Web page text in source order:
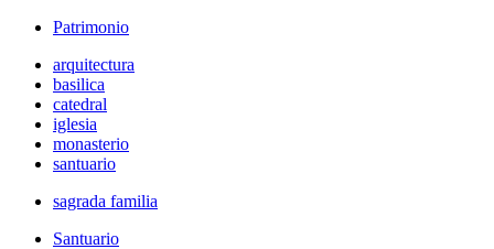
Patrimonio
arquitectura
basilica
catedral
iglesia
monasterio
santuario
sagrada familia
Santuario